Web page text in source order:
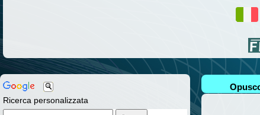
Ricerca personalizzata